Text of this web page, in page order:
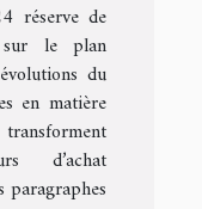
réserve de
sur le plan
du
en matière
d’achat